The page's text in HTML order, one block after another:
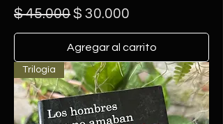
Precio
$ 45.000Precio de oferta
$ 30.000
Agregar al carrito
Trilogía